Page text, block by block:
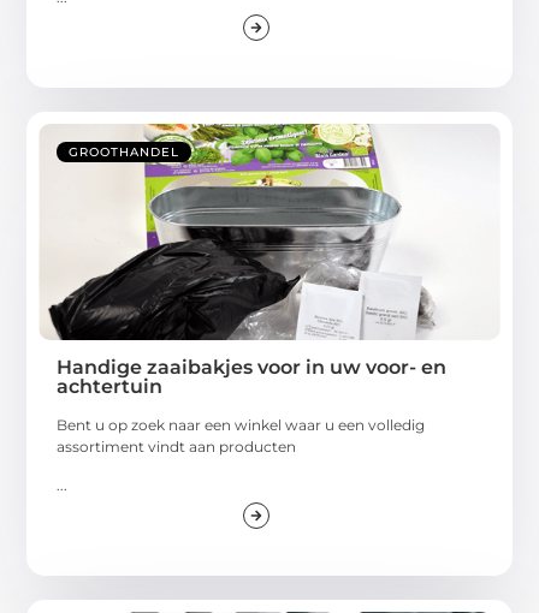
GROOTHANDEL
Handige zaaibakjes voor in uw voor- en
achtertuin
Bent u op zoek naar een winkel waar u een volledig
assortiment vindt aan producten
...